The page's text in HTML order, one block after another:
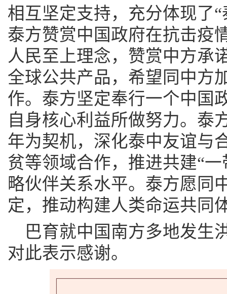
相互坚定支持，充分体现了
泰方赞赏中国政府在抗击疫
人民至上理念，赞赏中方承
全球公共产品，希望同中方
作。泰方坚定奉行一个中国
自身核心利益所做努力。泰
年为契机，深化泰中友谊与
贫等领域合作，推进共建“
略伙伴关系水平。泰方愿同
定，推动构建人类命运共同
巴育就中国南方多地发生
对此表示感谢。